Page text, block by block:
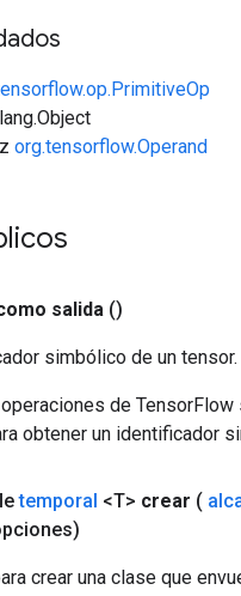
org.tensorflow.Operand
salida ()
simbólico de un tensor.
de
obtener un identificador
temporal <T> crear (
crear una clase que